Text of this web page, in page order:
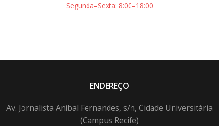
Segunda–Sexta: 8:00–18:00
ENDEREÇO
Av. Jornalista Anibal Fernandes, s/n, Cidade Universitária
(Campus Recife)